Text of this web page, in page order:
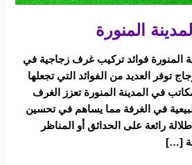
المنورة
المنورة فوائد تركيب غرف زجاجية في
توفر العديد من الفوائد التي تجعلها
في المدينة المنورة تعزز الغرف
في الغرفة مما يساهم في تحسين
رائعة على الحدائق أو المناظر
[…]